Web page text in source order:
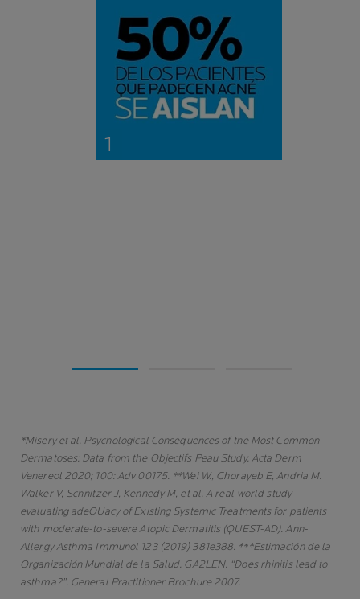
*Misery et al. Psychological Consequences of the Most Common
Dermatoses: Data from the Objectifs Peau Study. Acta Derm
Venereol 2020; 100: Adv 00175. **Wei W., Ghorayeb E, Andria M.
Walker V, Schnitzer J, Kennedy M, et al. A real-world study
evaluating adeQUacy of Existing Systemic Treatments for patients
with moderate-to-severe Atopic Dermatitis (QUEST-AD). Ann-
Allergy Asthma Immunol 123 (2019) 381e388. ***Estimación de la
Organización Mundial de la Salud. GA2LEN. “Does rhinitis lead to
asthma?”. General Practitioner Brochure 2007.